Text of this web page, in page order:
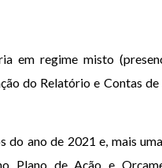
em regime misto
do Relatório e Contas de
ano de 2021 e, mais
Plano de Ação e